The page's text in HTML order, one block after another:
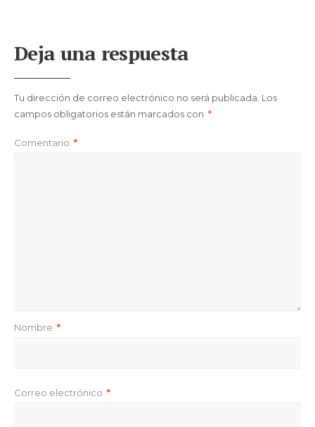
Deja una respuesta
Tu dirección de correo electrónico no será publicada. Los
campos obligatorios están marcados con *
Comentario *
Nombre *
Correo electrónico *